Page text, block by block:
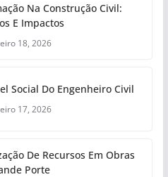
Na Construção Civil:
E Impactos
18, 2026
Social Do Engenheiro Civil
17, 2026
De Recursos Em Obras
Porte